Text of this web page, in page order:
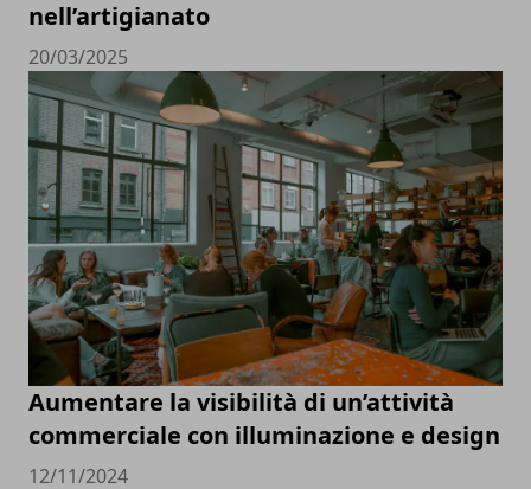
nell’artigianato
20/03/2025
Aumentare la visibilità di un’attività
commerciale con illuminazione e design
12/11/2024